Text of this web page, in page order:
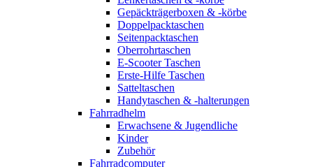
Gepäckträgerboxen & -körbe
Doppelpacktaschen
Seitenpacktaschen
Oberrohrtaschen
E-Scooter Taschen
Erste-Hilfe Taschen
Satteltaschen
Handytaschen & -halterungen
Fahrradhelm
Erwachsene & Jugendliche
Kinder
Zubehör
Fahrradcomputer